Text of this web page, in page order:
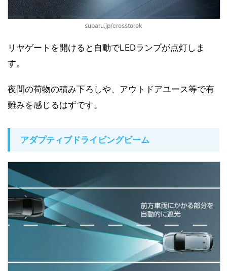
subaru.jp/crosstorek
リヤゲートを開けると自動でLEDランプが点灯しま
す。
夜間の荷物の積み下ろしや、アウトドアユース等で有
難みを感じるはずです。
アダプティブドライビングビーム